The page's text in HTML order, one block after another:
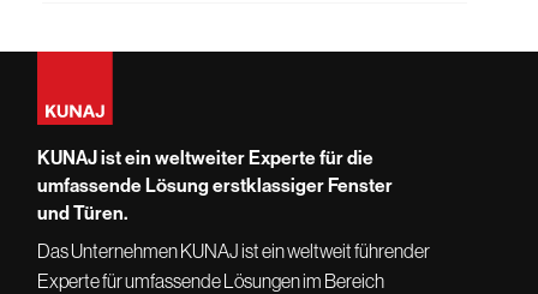
KUNAJ ist ein weltweiter Experte für die
umfassende Lösung erstklassiger Fenster
und Türen.
Das Unternehmen KUNAJ ist ein weltweit führender
Experte für umfassende Lösungen im Bereich